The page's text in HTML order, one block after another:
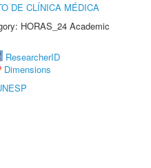
DE CLÍNICA MÉDICA
HORAS_24 Academic
ResearcherID
Dimensions